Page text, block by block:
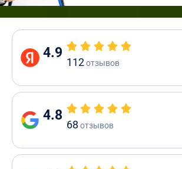
4.9
112отзывов
4.8
68 отзывов